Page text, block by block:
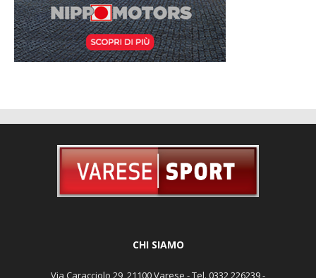
CHI SIAMO
Via Caracciolo 29, 21100 Varese - Tel. 0332 226239 -